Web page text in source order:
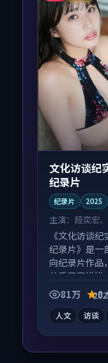
文化访谈纪
纪录片
纪录片 2025
主演： 段奕宏
《文化访谈
纪录片》是一
向纪录片作品
关系层层推进
常有情绪落点
81万
人文 访谈